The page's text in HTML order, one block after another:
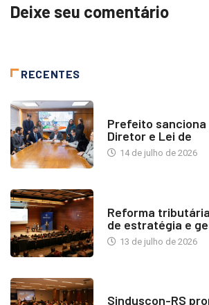
Deixe seu comentário
RECENTES
Prefeito sanciona
Diretor e Lei de
14 de julho de 2026
Reforma
de estratégia e
13 de julho de 2026
Sinduscon-RS